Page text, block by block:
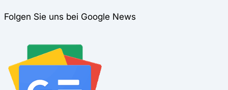
Folgen Sie uns bei Google News